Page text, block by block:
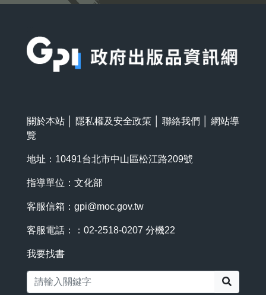
關於本站 隱私權及安全政策 聯絡我們
網站導
覽
地址：10491台北市中山區松江路209號
指導單位：文化部
客服信箱： gpi@moc.gov.tw
客服電話：：02-2518-0207 分機22
我要找書